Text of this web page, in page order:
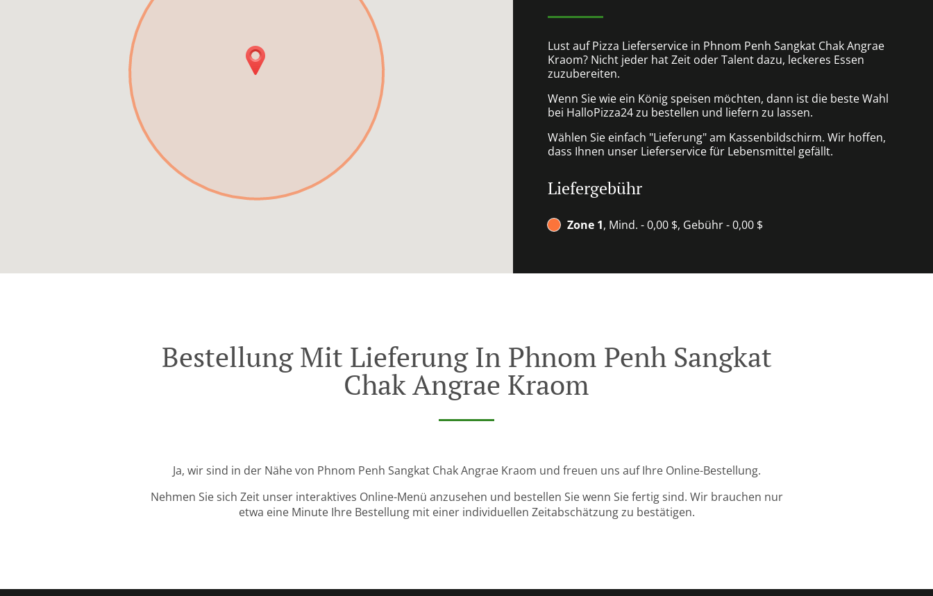
Lust auf Pizza Lieferservice in Phnom Penh Sangkat Chak Angrae
Kraom? Nicht jeder hat Zeit oder Talent dazu, leckeres Essen
zuzubereiten.
Wenn Sie wie ein König speisen möchten, dann ist die beste Wahl
bei HalloPizza24 zu bestellen und liefern zu lassen.
Wählen Sie einfach "Lieferung" am Kassenbildschirm. Wir hoffen,
dass Ihnen unser Lieferservice für Lebensmittel gefällt.
Liefergebühr
Zone 1, Mind. - 0,00 $, Gebühr - 0,00 $
Bestellung Mit Lieferung In Phnom Penh Sangkat
Chak Angrae Kraom
Ja, wir sind in der Nähe von Phnom Penh Sangkat Chak Angrae Kraom und freuen uns auf Ihre Online-Bestellung.
Nehmen Sie sich Zeit unser interaktives Online-Menü anzusehen und bestellen Sie wenn Sie fertig sind. Wir brauchen nur
etwa eine Minute Ihre Bestellung mit einer individuellen Zeitabschätzung zu bestätigen.